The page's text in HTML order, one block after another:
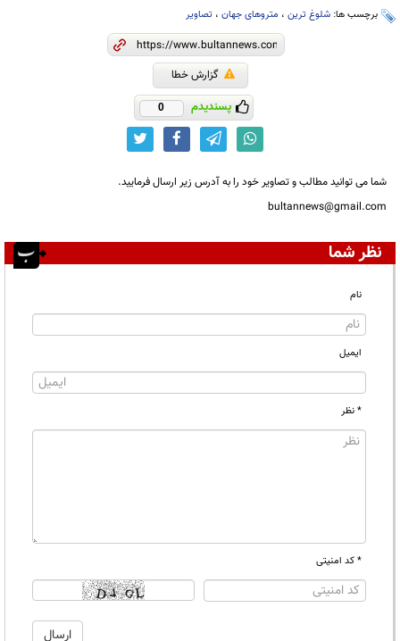
برچسب ها: شلوغ ترین ، متروهای جهان ، تصاویر
گزارش خطا
پسندیدم 0
شما می توانید مطالب و تصاویر خود را به آدرس زیر ارسال فرمایید.
bultannews@gmail.com
نظر شما
نام
ایمیل
* نظر
* کد امنیتی